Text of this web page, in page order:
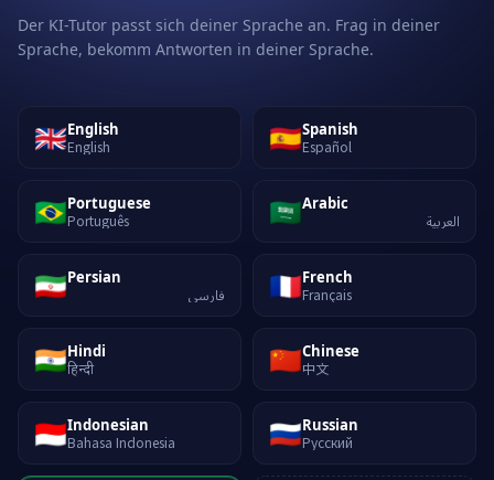
Der KI-Tutor passt sich deiner Sprache an. Frag in deiner
Sprache, bekomm Antworten in deiner Sprache.
🇬🇧English
English 🇪🇸Spanish
Español
🇧🇷Portuguese
Português 🇸🇦Arabic
العربية
🇮🇷Persian
فارسی 🇫🇷French
Français
🇮🇳Hindi
हिन्दी 🇨🇳Chinese
中文
🇮🇩Indonesian
Bahasa Indonesia 🇷🇺Russian
Русский